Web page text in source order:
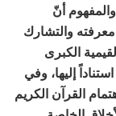
أنّ
والتشارك
الكبرى
إليها، وفي
القرآن الكريم